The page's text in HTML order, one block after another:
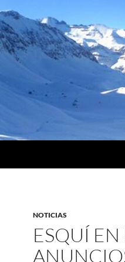
NOTICIAS
ESQUÍ